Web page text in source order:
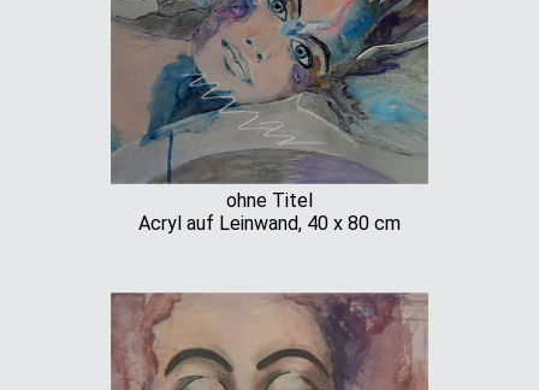
ohne Titel
Acryl auf Leinwand, 40 x 80 cm